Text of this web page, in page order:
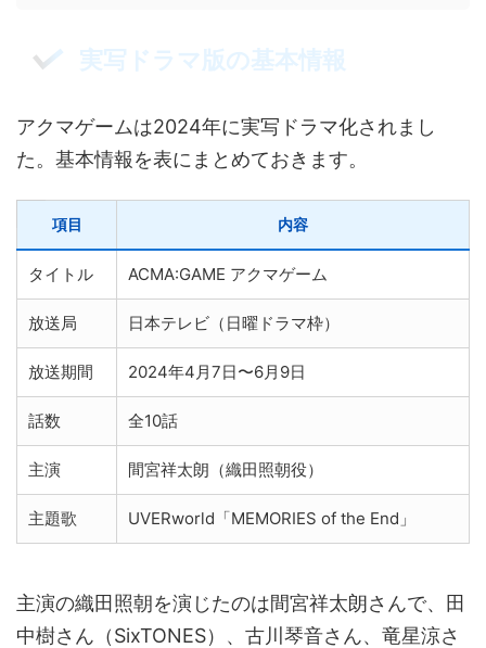
実写ドラマ版の基本情報
アクマゲームは2024年に実写ドラマ化されまし
た。基本情報を表にまとめておきます。
項目 内容
タイトル ACMA:GAME アクマゲーム
放送局 日本テレビ（日曜ドラマ枠）
放送期間 2024年4月7日〜6月9日
話数 全10話
主演 間宮祥太朗（織田照朝役）
主題歌 UVERworld「MEMORIES of the End」
主演の織田照朝を演じたのは間宮祥太朗さんで、田
中樹さん（SixTONES）、古川琴音さん、竜星涼さ